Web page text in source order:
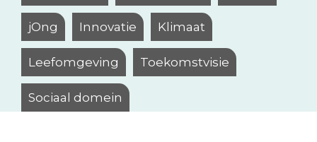
jOng Innovatie Klimaat
Leefomgeving Toekomstvisie
Sociaal domein